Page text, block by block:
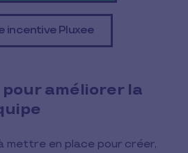
incentive Pluxee
améliorer la
mettre en place pour créer,